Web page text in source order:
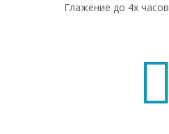
Глажение до 4х часов